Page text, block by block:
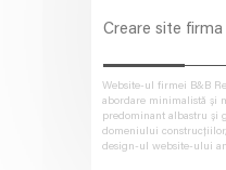
Creare site
Website-ul firmei B&B
abordare minimalistă și
predominant albastru și
domeniului
design-ul website-ului